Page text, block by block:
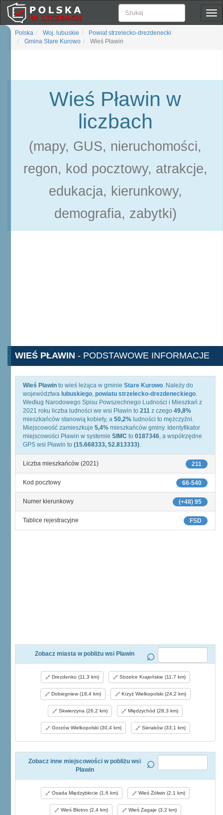
Polska Woj. lubuskie
Powiat strzelecko-drezdenecki
Gmina Stare Kurowo
Wieś Pławin
Wieś Pławin w
liczbach
(mapy, GUS, nieruchomości,
regon, kod pocztowy, atrakcje,
edukacja, kierunkowy,
demografia, zabytki)
WIEŚ PŁAWIN - PODSTAWOWE INFORMACJE
Wieś Pławin to wieś leżąca w gminie Stare Kurowo. Należy do
województwa lubuskiego, powiatu strzelecko-drezdeneckiego.
Według Narodowego Spisu Powszechnego Ludności i Mieszkań z
2021 roku liczba ludności we wsi Pławin to 211 z czego 49,8%
mieszkańców stanowią kobiety, a 50,2% ludności to mężczyźni.
Miejscowość zamieszkuje 5,4% mieszkańców gminy. Identyfikator
miejscowości Pławin w systemie SIMC to 0187346, a współrzędne
GPS wsi Pławin to (15.668333, 52.813333).
211
Liczba mieszkańców (2021)
66-540
Kod pocztowy
(+48) 95
Numer kierunkowy
FSD
Tablice rejestracyjne
Zobacz miasta w pobliżu wsi Pławin
Drezdenko (11,3 km) Strzelce Krajeńskie (11,7 km)
Dobiegniew (18,4 km) Krzyż Wielkopolski (24,2 km)
Skwierzyna (26,2 km) Międzychód (28,3 km)
Gorzów Wielkopolski (30,4 km) Sieraków (33,1 km)
Zobacz inne miejscowości w pobliżu wsi
Pławin
Osada Międzybłocie (1,6 km) Wieś Żółwin (2,1 km)
Wieś Błotno (2,4 km) Wieś Zagaje (3,2 km)